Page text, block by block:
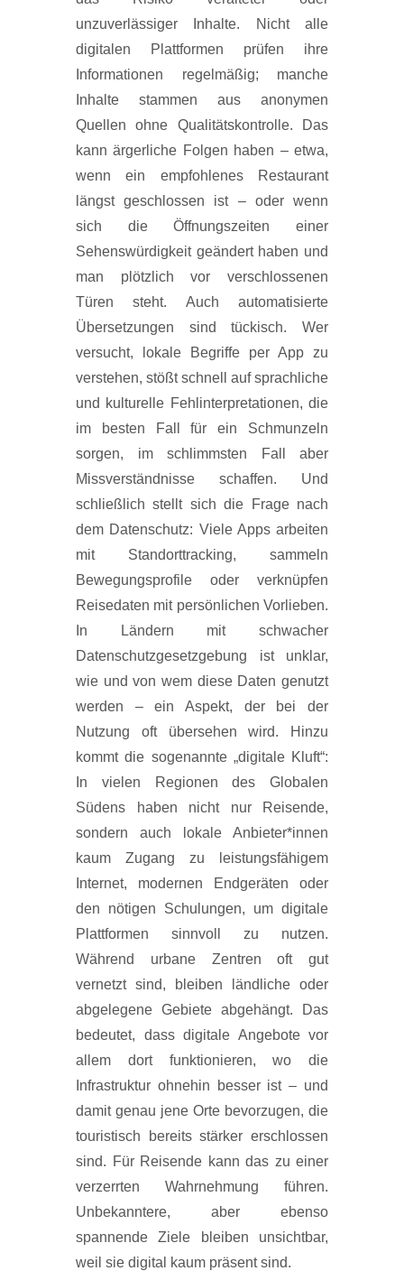
unzuverlässiger Inhalte. Nicht alle
digitalen Plattformen prüfen ihre
Informationen regelmäßig; manche
Inhalte stammen aus anonymen
Quellen ohne Qualitätskontrolle. Das
kann ärgerliche Folgen haben – etwa,
wenn ein empfohlenes Restaurant
längst geschlossen ist – oder wenn
sich die Öffnungszeiten einer
Sehenswürdigkeit geändert haben und
man plötzlich vor verschlossenen
Türen steht. Auch automatisierte
Übersetzungen sind tückisch. Wer
versucht, lokale Begriffe per App zu
verstehen, stößt schnell auf sprachliche
und kulturelle Fehlinterpretationen, die
im besten Fall für ein Schmunzeln
sorgen, im schlimmsten Fall aber
Missverständnisse schaffen. Und
schließlich stellt sich die Frage nach
dem Datenschutz: Viele Apps arbeiten
mit Standorttracking, sammeln
Bewegungsprofile oder verknüpfen
Reisedaten mit persönlichen Vorlieben.
In Ländern mit schwacher
Datenschutzgesetzgebung ist unklar,
wie und von wem diese Daten genutzt
werden – ein Aspekt, der bei der
Nutzung oft übersehen wird. Hinzu
kommt die sogenannte „digitale Kluft“:
In vielen Regionen des Globalen
Südens haben nicht nur Reisende,
sondern auch lokale Anbieter*innen
kaum Zugang zu leistungsfähigem
Internet, modernen Endgeräten oder
den nötigen Schulungen, um digitale
Plattformen sinnvoll zu nutzen.
Während urbane Zentren oft gut
vernetzt sind, bleiben ländliche oder
abgelegene Gebiete abgehängt. Das
bedeutet, dass digitale Angebote vor
allem dort funktionieren, wo die
Infrastruktur ohnehin besser ist – und
damit genau jene Orte bevorzugen, die
touristisch bereits stärker erschlossen
sind. Für Reisende kann das zu einer
verzerrten Wahrnehmung führen.
Unbekanntere, aber ebenso
spannende Ziele bleiben unsichtbar,
weil sie digital kaum präsent sind.